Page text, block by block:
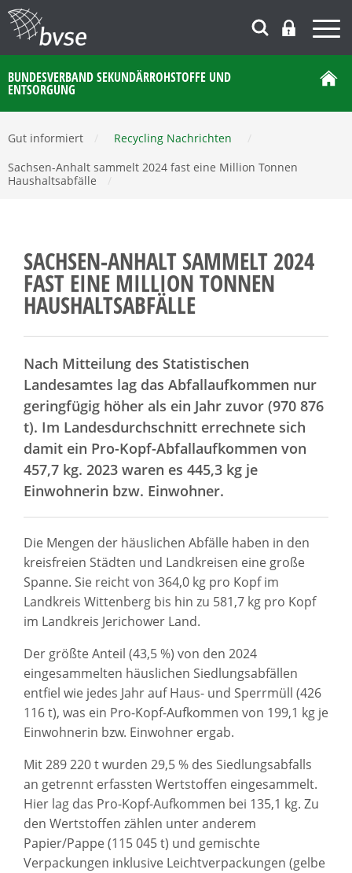
BUNDESVERBAND SEKUNDÄRROHSTOFFE UND
ENTSORGUNG
Gut informiert Recycling Nachrichten
Sachsen-Anhalt sammelt 2024 fast eine Million Tonnen
Haushaltsabfälle
SACHSEN-ANHALT SAMMELT 2024
FAST EINE MILLION TONNEN
HAUSHALTSABFÄLLE
Nach Mitteilung des Statistischen
Landesamtes lag das Abfallaufkommen nur
geringfügig höher als ein Jahr zuvor (970 876
t). Im Landesdurchschnitt errechnete sich
damit ein Pro-Kopf-Abfallaufkommen von
457,7 kg. 2023 waren es 445,3 kg je
Einwohnerin bzw. Einwohner.
Die Mengen der häuslichen Abfälle haben in den
kreisfreien Städten und Landkreisen eine große
Spanne. Sie reicht von 364,0 kg pro Kopf im
Landkreis Wittenberg bis hin zu 581,7 kg pro Kopf
im Landkreis Jerichower Land.
Der größte Anteil (43,5 %) von den 2024
eingesammelten häuslichen Siedlungsabfällen
entfiel wie jedes Jahr auf Haus- und Sperrmüll (426
116 t), was ein Pro-Kopf-Aufkommen von 199,1 kg je
Einwohnerin bzw. Einwohner ergab.
Mit 289 220 t wurden 29,5 % des Siedlungsabfalls
an getrennt erfassten Wertstoffen eingesammelt.
Hier lag das Pro-Kopf-Aufkommen bei 135,1 kg. Zu
den Wertstoffen zählen unter anderem
Papier/Pappe (115 045 t) und gemischte
Verpackungen inklusive Leichtverpackungen (gelbe